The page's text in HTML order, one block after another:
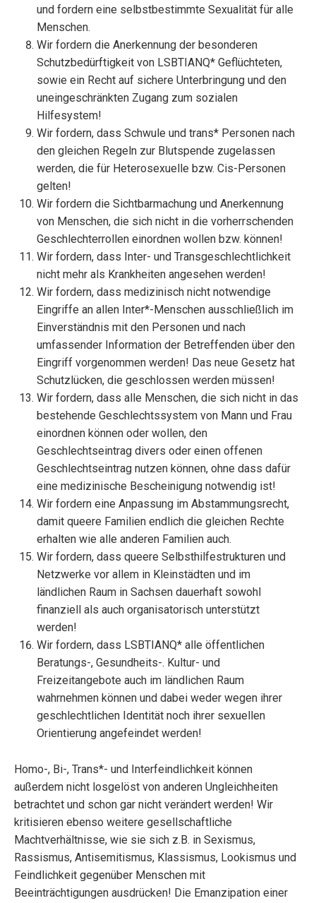
und fordern eine selbstbestimmte Sexualität für alle
Menschen.
Wir fordern die Anerkennung der besonderen
Schutzbedürftigkeit von LSBTIANQ* Geflüchteten,
sowie ein Recht auf sichere Unterbringung und den
uneingeschränkten Zugang zum sozialen
Hilfesystem!
Wir fordern, dass Schwule und trans* Personen nach
den gleichen Regeln zur Blutspende zugelassen
werden, die für Heterosexuelle bzw. Cis-Personen
gelten!
Wir fordern die Sichtbarmachung und Anerkennung
von Menschen, die sich nicht in die vorherrschenden
Geschlechterrollen einordnen wollen bzw. können!
Wir fordern, dass Inter- und Transgeschlechtlichkeit
nicht mehr als Krankheiten angesehen werden!
Wir fordern, dass medizinisch nicht notwendige
Eingriffe an allen Inter*-Menschen ausschließlich im
Einverständnis mit den Personen und nach
umfassender Information der Betreffenden über den
Eingriff vorgenommen werden! Das neue Gesetz hat
Schutzlücken, die geschlossen werden müssen!
Wir fordern, dass alle Menschen, die sich nicht in das
bestehende Geschlechtssystem von Mann und Frau
einordnen können oder wollen, den
Geschlechtseintrag divers oder einen offenen
Geschlechtseintrag nutzen können, ohne dass dafür
eine medizinische Bescheinigung notwendig ist!
Wir fordern eine Anpassung im Abstammungsrecht,
damit queere Familien endlich die gleichen Rechte
erhalten wie alle anderen Familien auch.
Wir fordern, dass queere Selbsthilfestrukturen und
Netzwerke vor allem in Kleinstädten und im
ländlichen Raum in Sachsen dauerhaft sowohl
finanziell als auch organisatorisch unterstützt
werden!
Wir fordern, dass LSBTIANQ* alle öffentlichen
Beratungs-, Gesundheits-. Kultur- und
Freizeitangebote auch im ländlichen Raum
wahrnehmen können und dabei weder wegen ihrer
geschlechtlichen Identität noch ihrer sexuellen
Orientierung angefeindet werden!
Homo-, Bi-, Trans*- und Interfeindlichkeit können
außerdem nicht losgelöst von anderen Ungleichheiten
betrachtet und schon gar nicht verändert werden! Wir
kritisieren ebenso weitere gesellschaftliche
Machtverhältnisse, wie sie sich z.B. in Sexismus,
Rassismus, Antisemitismus, Klassismus, Lookismus und
Feindlichkeit gegenüber Menschen mit
Beeinträchtigungen ausdrücken! Die Emanzipation einer